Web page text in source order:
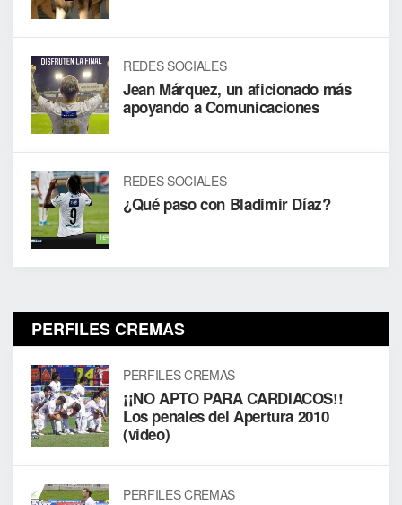
REDES SOCIALES
Jean Márquez, un aficionado más
apoyando a Comunicaciones
REDES SOCIALES
¿Qué paso con Bladimir Díaz?
PERFILES CREMAS
PERFILES CREMAS
¡¡NO APTO PARA CARDIACOS!!
Los penales del Apertura 2010
(video)
PERFILES CREMAS